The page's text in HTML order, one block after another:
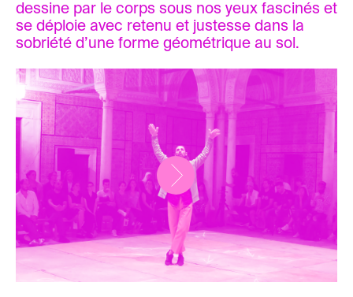
dessine par le corps sous nos yeux fascinés et
se déploie avec retenu et justesse dans la
sobriété d’une forme géométrique au sol.